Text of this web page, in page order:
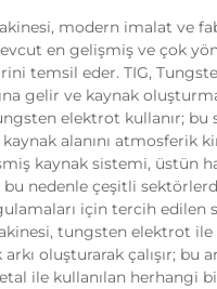
modern imalat ve
en gelişmiş ve çok
temsil eder. TIG,
gelir ve kaynak
elektrot kullanır; bu
alanını atmosferik
kaynak sistemi, üstün
nedenle çeşitli
için tercih edilen
tungsten elektrot ile
oluşturarak çalışır; bu
ile kullanılan herhangi